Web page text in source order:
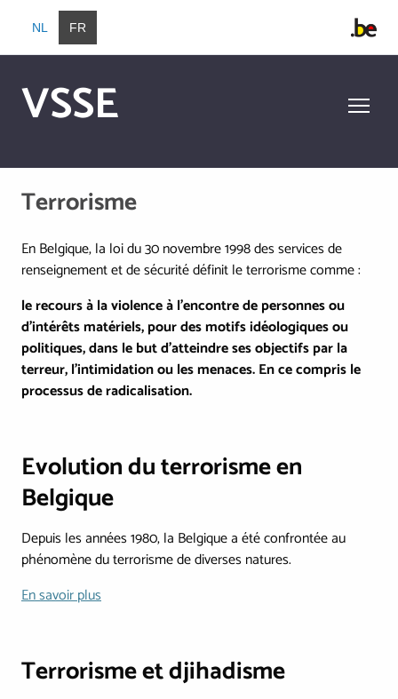
Aller au contenu principal
NL FR
VSSE
Terrorisme
En Belgique, la loi du 30 novembre 1998 des services de
renseignement et de sécurité définit le terrorisme comme :
le recours à la violence à l'encontre de personnes ou
d'intérêts matériels, pour des motifs idéologiques ou
politiques, dans le but d'atteindre ses objectifs par la
terreur, l'intimidation ou les menaces. En ce compris le
processus de radicalisation.
Evolution du terrorisme en
Belgique
Depuis les années 1980, la Belgique a été confrontée au
phénomène du terrorisme de diverses natures.
En savoir plus
Terrorisme et djihadisme